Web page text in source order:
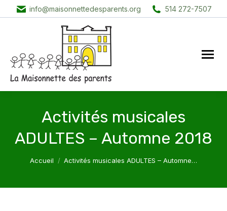
info@maisonnettedesparents.org 514 272-7507
Activités musicales
ADULTES – Automne 2018
Vous êtes ici :
Accueil Activités musicales ADULTES – Automne…